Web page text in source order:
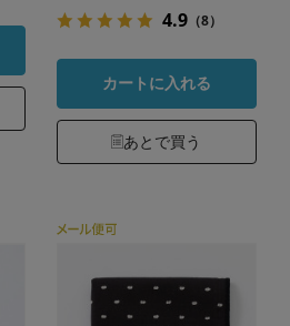
4.9（8）
カートに入れる
あとで買う